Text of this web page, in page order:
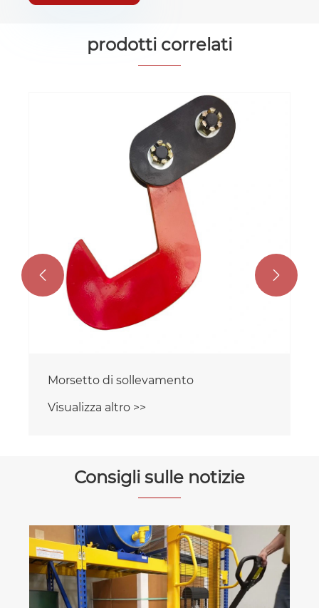
prodotti correlati
Morsetto di sollevamento
Visualizza altro >>
 
Consigli sulle notizie